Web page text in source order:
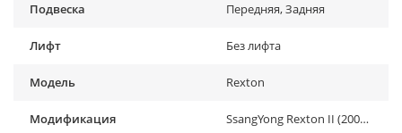
Подвеска Передняя, Задняя
Лифт Без лифта
Модель Rexton
Модификация SsangYong Rexton II (2007-2011)